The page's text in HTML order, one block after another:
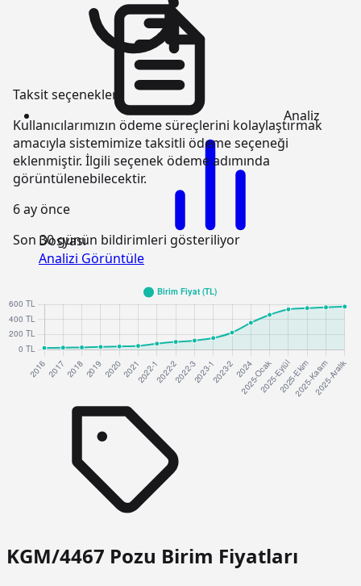
Taksit seçenekleri
Kullanıcılarımızın ödeme süreçlerini kolaylaştırmak
amacıyla sistemimize taksitli ödeme seçeneği
eklenmiştir. İlgili seçenek ödeme adımında
görüntülenebilecektir.
6 ay önce
Son 30 günün bildirimleri gösteriliyor
Analiz
Dosyası
Analizi Görüntüle
KGM/4467 Pozu Birim Fiyatları